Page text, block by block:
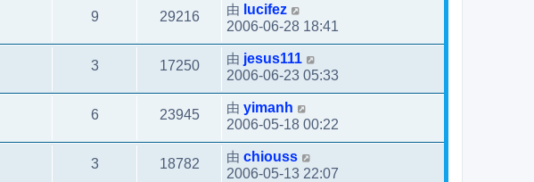
9 29216 由 lucifez
2006-06-28 18:41
3 17250 由 jesus111
2006-06-23 05:33
6 23945 由 yimanh
2006-05-18 00:22
3 18782 由 chiouss
2006-05-13 22:07